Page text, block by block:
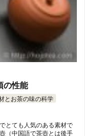
の性能
とお茶の味の科学
とても人気のある素材で
（中国語で茶壺とは後手